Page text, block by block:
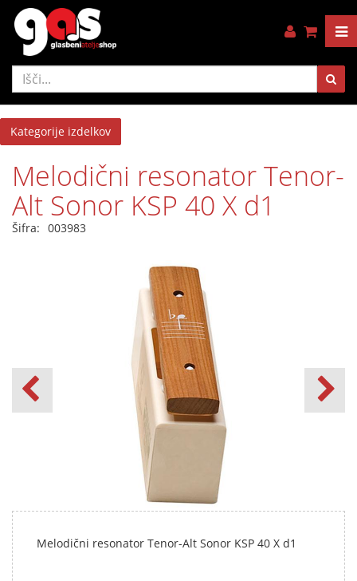
Kategorije izdelkov
Melodični resonator Tenor-
Alt Sonor KSP 40 X d1
Šifra: 003983
Melodični resonator Tenor-Alt Sonor KSP 40 X d1